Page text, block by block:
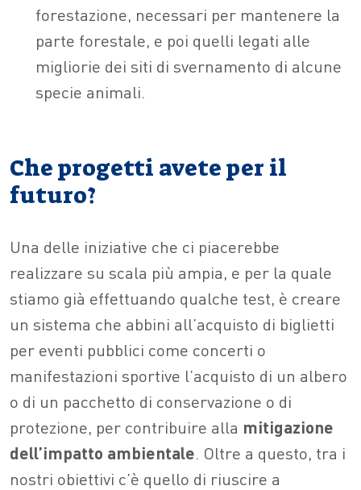
forestazione, necessari per mantenere la
parte forestale, e poi quelli legati alle
migliorie dei siti di svernamento di alcune
specie animali.
Che progetti avete per il
futuro?
Una delle iniziative che ci piacerebbe
realizzare su scala più ampia, e per la quale
stiamo già effettuando qualche test, è creare
un sistema che abbini all’acquisto di biglietti
per eventi pubblici come concerti o
manifestazioni sportive l’acquisto di un albero
o di un pacchetto di conservazione o di
protezione, per contribuire alla mitigazione
dell’impatto ambientale. Oltre a questo, tra i
nostri obiettivi c’è quello di riuscire a